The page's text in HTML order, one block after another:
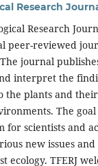
Research
Research
peer-reviewed
journal
interpret the
the plants and
The goal
scientists and
new issues
ecology. TFERJ